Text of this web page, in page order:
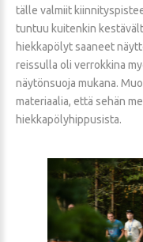
tälle valmiit
tuntuu kuitenkin
hiekkapölyt saaneet
reissulla oli verrokkina
näytönsuoja mukana.
materiaalia, että sehän
hiekkapölyhippusista.